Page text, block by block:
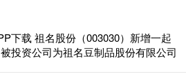
下载 祖名股份（003030）新增一起
投资公司为祖名豆制品股份有限公司